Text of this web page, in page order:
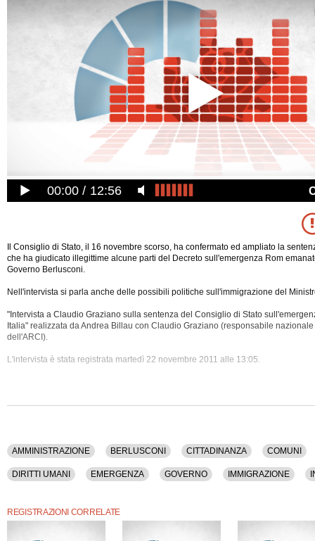
00:00 12:56
Il Consiglio di Stato, il 16 novembre scorso, ha confermato ed ampliato la
che ha giudicato illegittime alcune parti del Decreto sull'emergenza Rom
Governo Berlusconi.
Nell'intervista si parla anche delle possibili politiche sull'immigrazione del
"Intervista a Claudio Graziano sulla sentenza del Consiglio di Stato
Italia" realizzata da Andrea Billau con Claudio Graziano (responsabile
dell'ARCI).
L'intervista è stata registrata martedì 22 novembre 2011 alle 13:05.
Immigrazione, Integrazione, Italia, La Repubblica, Lazio, Ministeri, Minoranze,
AMMINISTRAZIONE
BERLUSCONI CITTADINANZA COMUNI
DIRITTI UMANI EMERGENZA GOVERNO IMMIGRAZIONE
VELTRONI VIOLENZA
REGISTRAZIONI CORRELATE